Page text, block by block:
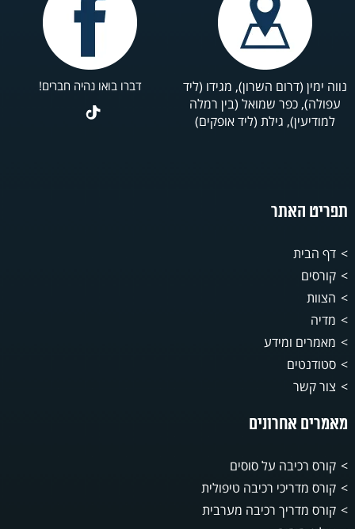
נווה ימין (דרום השרון), מגידו (ליד
עפולה), כפר שמואל (בין רמלה
למודיעין), גילת (ליד אופקים)
דברו בואו נהיה חברים!
תפריט האתר
דף הבית
קורסים
הצוות
מדיה
מאמרים ומידע
סטודנטים
צור קשר
מאמרים אחרונים
קורס רכיבה על סוסים
קורס מדריכי רכיבה טיפולית
קורס מדריך רכיבה מערבית